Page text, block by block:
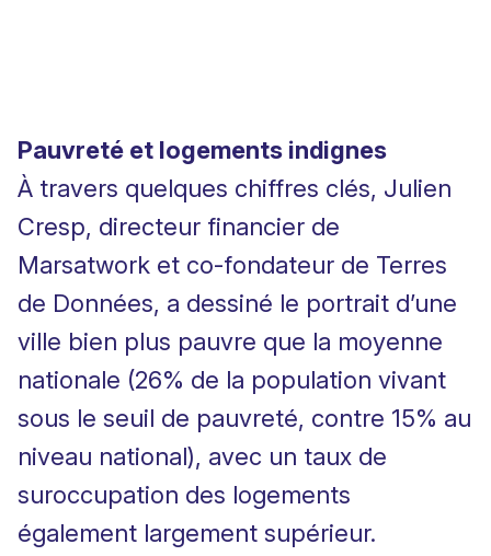
Pauvreté et logements indignes
À travers quelques chiffres clés, Julien
Cresp, directeur financier de
Marsatwork et co-fondateur de Terres
de Données, a dessiné le portrait d’une
ville bien plus pauvre que la moyenne
nationale (26% de la population vivant
sous le seuil de pauvreté, contre 15% au
niveau national), avec un taux de
suroccupation des logements
également largement supérieur.